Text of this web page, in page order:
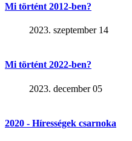
Mi történt 2012-ben?
2023. szeptember 14
Mi történt 2022-ben?
2023. december 05
2020 - Hírességek csarnoka